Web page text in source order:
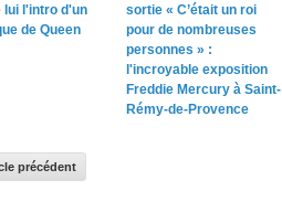
lui l'intro d'un
de Queen
sortie « C’était un roi
pour de nombreuses
personnes » :
l'incroyable exposition
Freddie Mercury à Saint-
Rémy-de-Provence
précédent